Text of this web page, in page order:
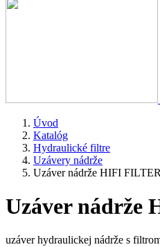
Úvod
Katalóg
Hydraulické filtre
Uzávery nádrže
Uzáver nádrže HIFI
Uzáver nádrže
uzáver hydraulickej nádrže s